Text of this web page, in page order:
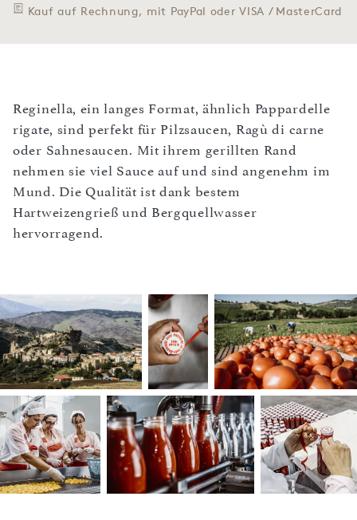
Kauf auf Rechnung, mit PayPal oder VISA / MasterCard
Reginella, ein langes Format, ähnlich Pappardelle
rigate, sind perfekt für Pilzsaucen, Ragù di carne
oder Sahnesaucen. Mit ihrem gerillten Rand
nehmen sie viel Sauce auf und sind angenehm im
Mund. Die Qualität ist dank bestem
Hartweizengrieß und Bergquellwasser
hervorragend.